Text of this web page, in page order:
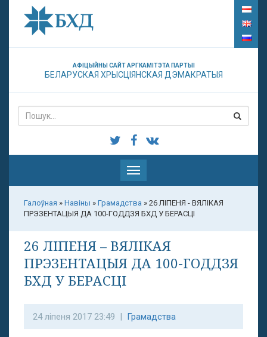
АФІЦЫЙНЫ САЙТ АРГКАМІТЭТА ПАРТЫІ
БЕЛАРУСКАЯ ХРЫСЦІЯНСКАЯ ДЭМАКРАТЫЯ
Паказаць
меню
Галоўная » Навіны » Грамадства » 26 ЛІПЕНЯ - ВЯЛІКАЯ
ПРЭЗЕНТАЦЫЯ ДА 100-ГОДДЗЯ БХД У БЕРАСЦІ
26 ЛІПЕНЯ – ВЯЛІКАЯ
ПРЭЗЕНТАЦЫЯ ДА 100-ГОДДЗЯ
БХД У БЕРАСЦІ
24 ліпеня 2017 23:49 | Грамадства